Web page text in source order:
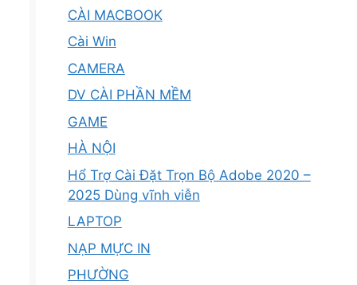
CÀI MACBOOK
Cài Win
CAMERA
DV CÀI PHẦN MỀM
GAME
HÀ NỘI
Hổ Trợ Cài Đặt Trọn Bộ Adobe 2020 –
2025 Dùng vĩnh viễn
LAPTOP
NẠP MỰC IN
PHƯỜNG